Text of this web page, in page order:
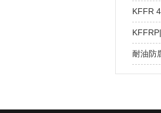
KFFR
耐油防